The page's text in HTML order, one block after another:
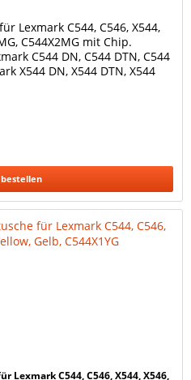
Lexmark C544, C546, X544,
C544X2MG mit Chip.
C544 DN, C544 DTN, C544
X544 DN, X544 DTN, X544
C544 N, C546 DTN Ersetzt
/ C544X2MG Farbe:...
Lexmark C544, C546, X544, X546,